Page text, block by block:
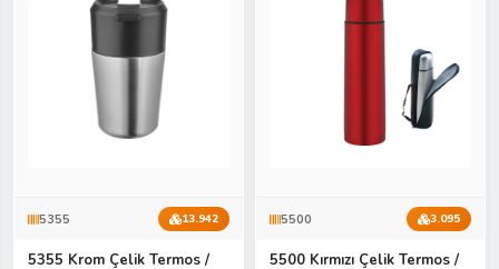
5355 13.942
5355 Krom Çelik Termos /
5500 3.095
5500 Kırmızı Çelik Termos /